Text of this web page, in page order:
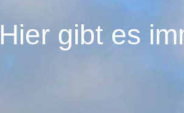
Hier gibt es